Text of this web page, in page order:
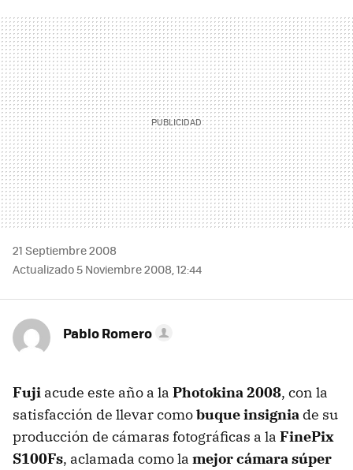
MAIL
21 Septiembre 2008
Actualizado 5 Noviembre 2008, 12:44
Pablo Romero
Fuji acude este año a la Photokina 2008, con la
satisfacción de llevar comobuque insignia de su
producción de cámaras fotográficas a la FinePix
S100Fs, aclamada como la mejor cámara súper